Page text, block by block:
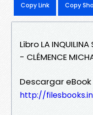
Copy Link Copy
Libro LA
- CLÉMENCE
Descargar
http://